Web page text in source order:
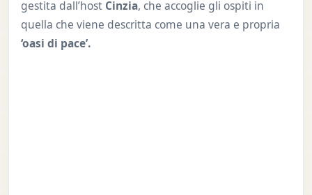
gestita dall’host Cinzia, che accoglie gli ospiti in
quella che viene descritta come una vera e propria
‘oasi di pace’.